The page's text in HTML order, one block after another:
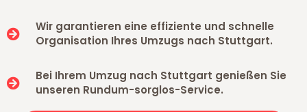
Wir garantieren eine effiziente und schnelle
Organisation Ihres Umzugs nach Stuttgart.
Bei Ihrem Umzug nach Stuttgart genießen Sie
unseren Rundum-sorglos-Service.